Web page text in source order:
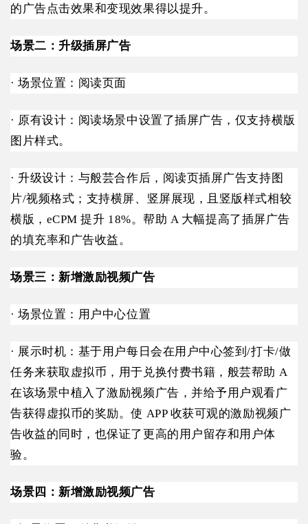
的广告点击效果和变现效果得以提升。
场景二：升级插屏广告
· 场景位置：阅读页面
· 原有设计：阅读场景中设置了插屏广告，仅支持横版
图片样式。
· 升级设计：与般芸合作后，阅读页插屏广告支持图
片/视频格式；支持横屏、竖屏展现，且竖版样式相较
横版，eCPM 提升 18%。帮助 A 大幅提高了插屏广告
的填充率和广告收益。
场景三：新增激励视频广告
· 场景位置：用户中心位置
· 展示时机：基于用户每日会在用户中心签到/打卡/做
任务来获取虚拟币，用于兑换付费书籍，般芸帮助 A
在该场景中植入了激励视频广告，并给予用户观看广
告获得虚拟币的奖励。使 APP 收获可观的激励视频广
告收益的同时，也保证了更高的用户留存和用户体
验。
场景四：新增激励视频广告